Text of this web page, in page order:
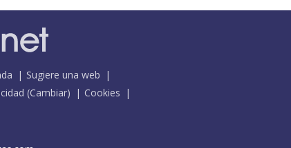
Sugiere una web
(Cambiar)
Cookies